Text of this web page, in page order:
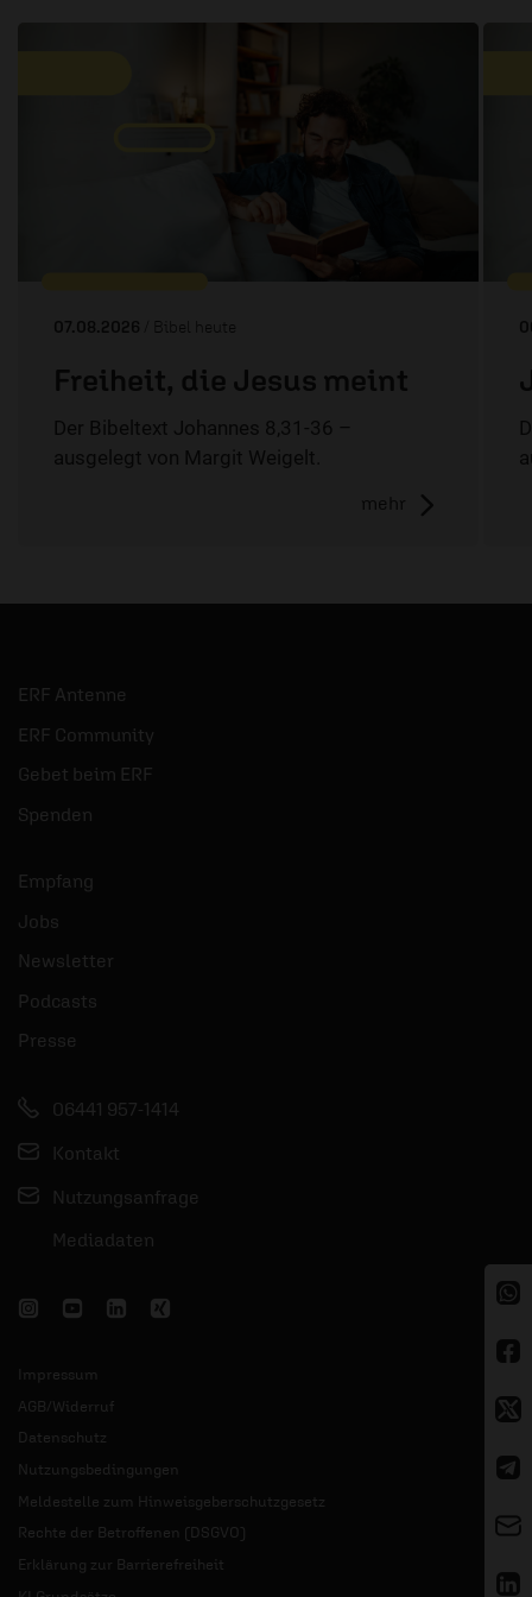
07.08.2026 / Bibel heute
Freiheit, die Jesus meint
Der Bibeltext Johannes 8,31-36 –
ausgelegt von Margit Weigelt.
mehr
ERF Antenne
ERF Community
Gebet beim ERF
Spenden
Empfang
Jobs
Newsletter
Podcasts
Presse
06441 957-1414
Kontakt
Nutzungsanfrage
Mediadaten
Impressum
AGB/Widerruf
Datenschutz
Nutzungsbedingungen
Meldestelle zum Hinweisgeberschutzgesetz
Rechte der Betroffenen (DSGVO)
Erklärung zur Barrierefreiheit